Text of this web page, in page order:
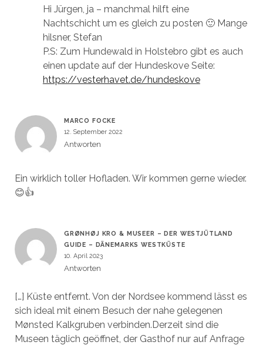
Hi Jürgen, ja – manchmal hilft eine
Nachtschicht um es gleich zu posten 🙂 Mange
hilsner, Stefan
P.S: Zum Hundewald in Holstebro gibt es auch
einen update auf der Hundeskove Seite:
https://vesterhavet.de/hundeskove
MARCO FOCKE
12. September 2022
Antworten
Ein wirklich toller Hofladen. Wir kommen gerne wieder.
😊👍
GRØNHØJ KRO & MUSEER – DER WESTJÜTLAND
GUIDE – DÄNEMARKS WESTKÜSTE
10. April 2023
Antworten
[…] Küste entfernt. Von der Nordsee kommend lässt es
sich ideal mit einem Besuch der nahe gelegenen
Mønsted Kalkgruben verbinden.Derzeit sind die
Museen täglich geöffnet, der Gasthof nur auf Anfrage